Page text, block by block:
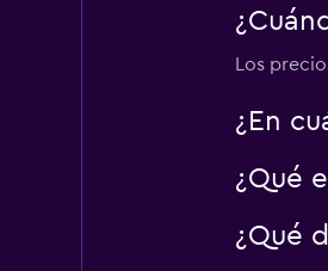
Los
¿En
¿Qué
¿Qué